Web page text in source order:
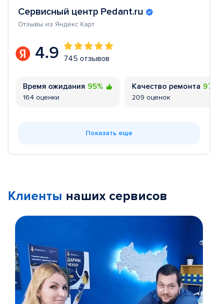
Сервисный центр Pedant.ru
Отзывы из Яндекс Карт
4.9 745 отзывов
Время ожидания 95%
164 оценки
Качество ремонта
209 оценок
Показать еще
Клиенты наших сервисов